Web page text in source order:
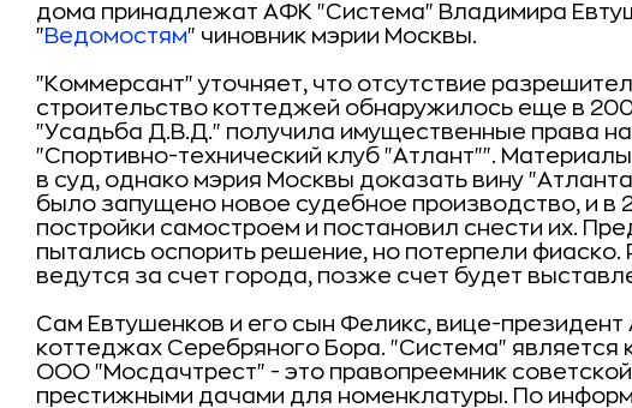
дома принадлежат АФК "Система" Владимира
"Ведомостям" чиновник мэрии Москвы.
"Коммерсант" уточняет, что отсутствие
строительство коттеджей обнаружилось еще в
"Усадьба Д.В.Д." получила имущественные права
"Спортивно-технический клуб "Атлант"".
в суд, однако мэрия Москвы доказать вину
было запущено новое судебное производство, и в
постройки самостроем и постановил снести их.
пытались оспорить решение, но потерпели
ведутся за счет города, позже счет будет
Сам Евтушенков и его сын Феликс, вице-
коттеджах Серебряного Бора. "Система"
ООО "Мосдачтрест" - это правопреемник
престижными дачами для номенклатуры. По